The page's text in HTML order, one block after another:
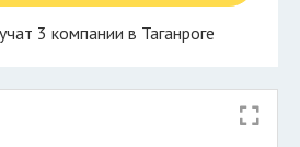
3 компании в Таганроге